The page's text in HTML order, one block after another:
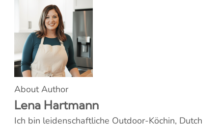
About Author
Lena Hartmann
Ich bin leidenschaftliche Outdoor-Köchin, Dutch